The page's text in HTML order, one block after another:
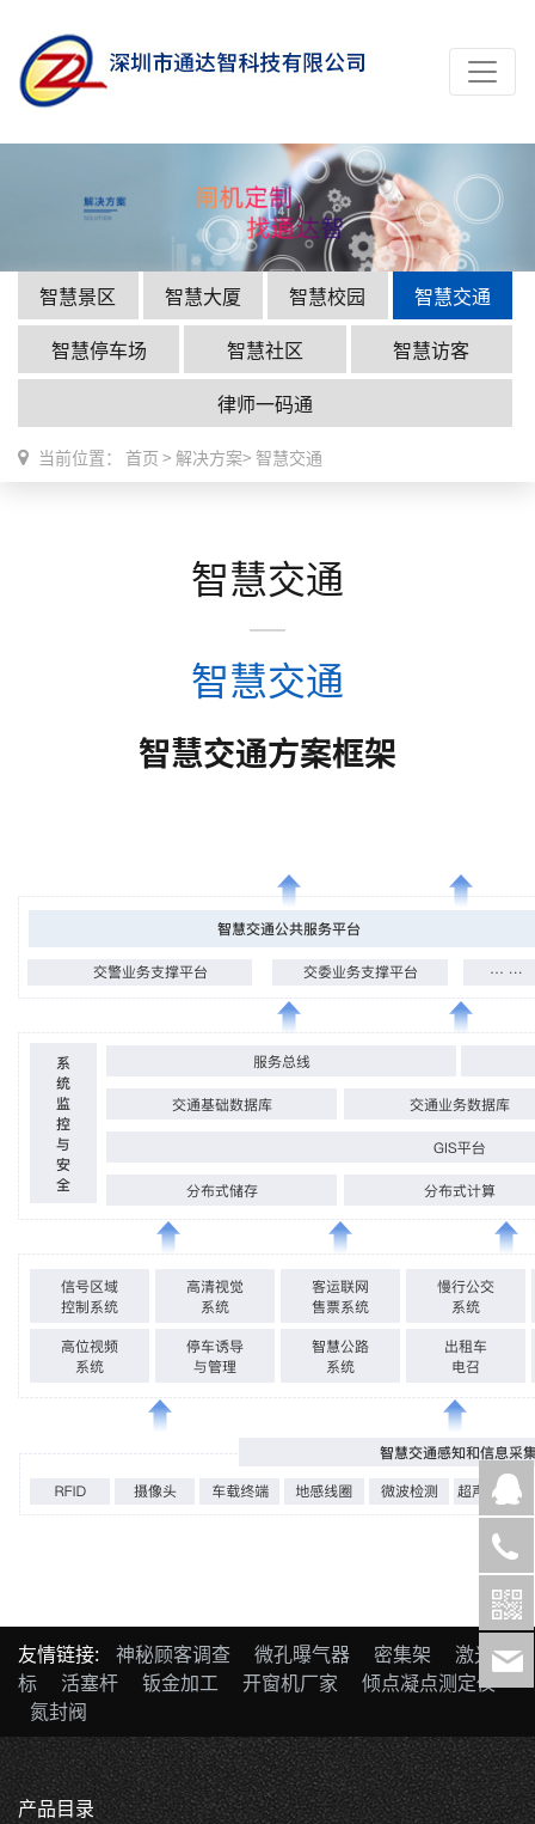
智慧景区 智慧大厦 智慧校园
智慧交通
智慧停车场
智慧社区
智慧访客
律师一码通
当前位置： 首页 > 解决方案> 智慧交通
智慧交通
智慧交通
智慧交通方案框架
友情链接: 神秘顾客调查 微孔曝气器 密集架
激光打
标
活塞杆 钣金加工 开窗机厂家
倾点凝点测定仪
氮封阀
产品目录